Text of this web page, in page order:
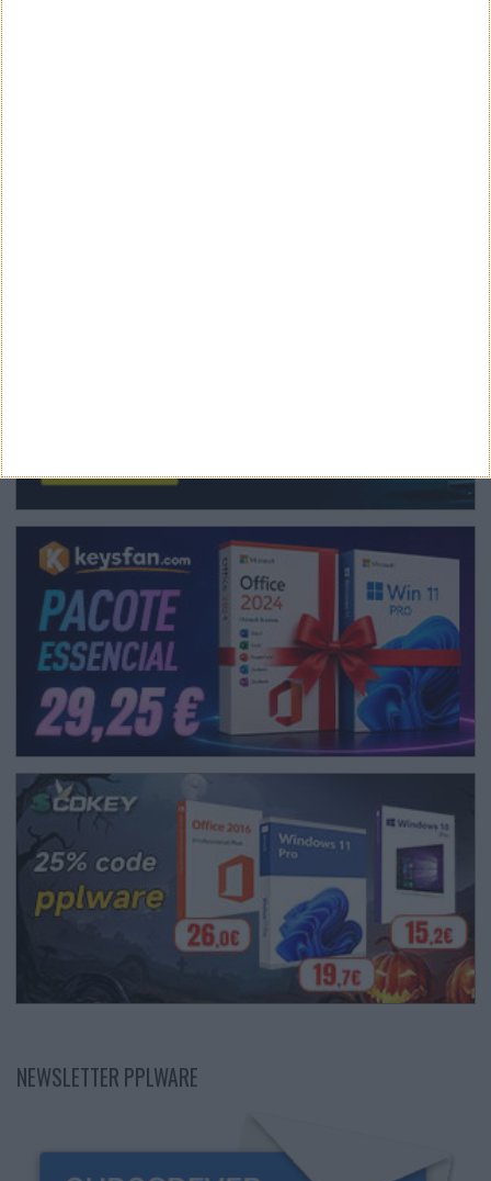
NEWSLETTER PPLWARE